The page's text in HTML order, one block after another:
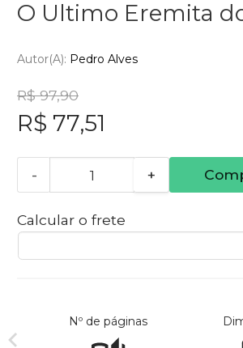
O Ultimo Eremita
Autor(a): Pedro Alves
R$ 97,90
R$ 77,51
- +
Calcular o frete
Nº de páginas